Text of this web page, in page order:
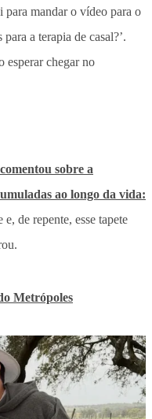
para mandar o vídeo para o
a terapia de casal?’.
esperar chegar no
sobre a
ao longo da vida:
de repente, esse tapete
Metrópoles